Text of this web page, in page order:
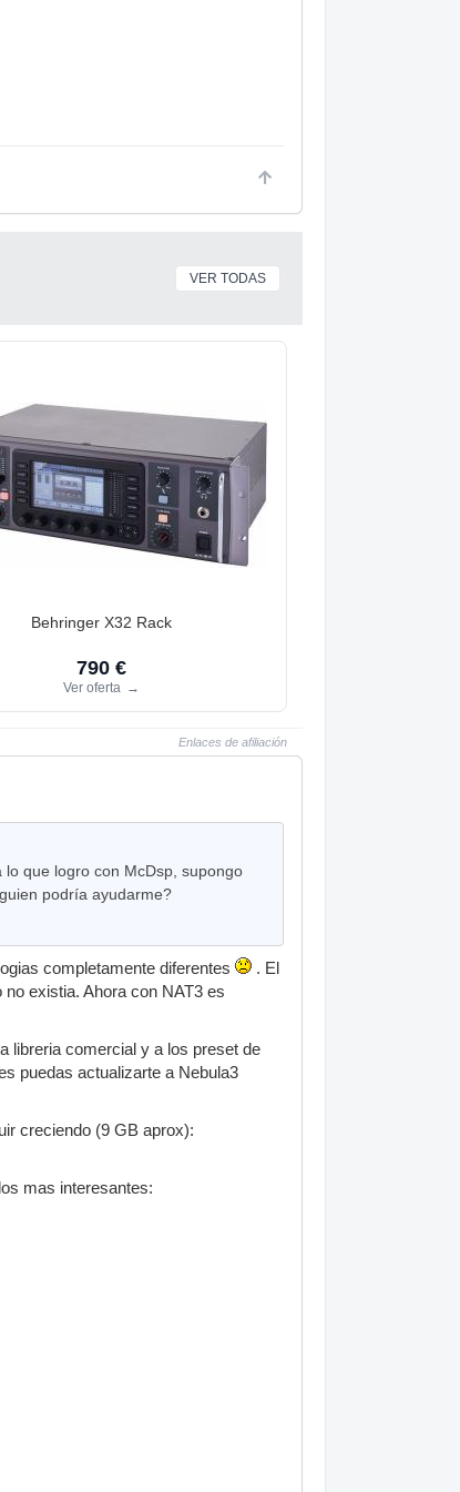
VER TODAS
Behringer X32 Rack
790 €
Ver oferta →
Enlaces de afiliación
que logro con McDsp, supongo
podría ayudarme?
completamente diferentes
. El
existia. Ahora con NAT3 es
libreria comercial y a los preset de
puedas actualizarte a Nebula3
creciendo (9 GB aprox):
mas interesantes: